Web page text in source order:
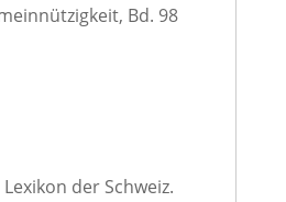
Bd. 98
der Schweiz.